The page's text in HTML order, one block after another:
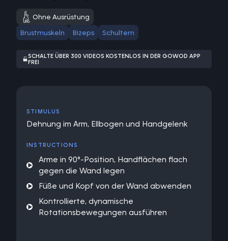
Ohne Ausrüstung
Brustmuskeln
Bizeps Schultern
SCHALTE ÜBER 300 VIDEOS KOSTENLOS IN DER GOWOD APP
FREI
STIMULUS
Dehnung im Arm, Ellbogen und Handgelenk
INSTRUCTIONS
Arme in 90°-Position, Handflächen flach
gegen die Wand legen
Füße und Kopf von der Wand abwenden
Kontrollierte, dynamische
Rotationsbewegungen ausführen